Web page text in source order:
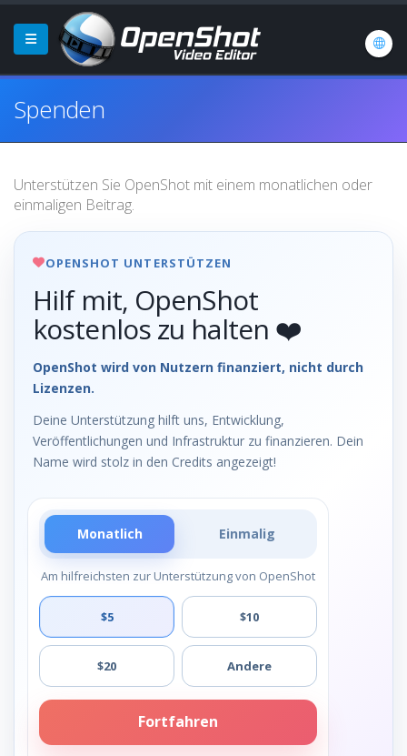
Spenden
Unterstützen Sie OpenShot mit einem monatlichen oder
einmaligen Beitrag.
OPENSHOT UNTERSTÜTZEN
Hilf mit, OpenShot
kostenlos zu halten ❤️
OpenShot wird von Nutzern finanziert, nicht durch
Lizenzen.
Deine Unterstützung hilft uns, Entwicklung,
Veröffentlichungen und Infrastruktur zu finanzieren. Dein
Name wird stolz in den Credits angezeigt!
Monatlich Einmalig
Am hilfreichsten zur Unterstützung von OpenShot
$5 $10
$20 Andere
Fortfahren